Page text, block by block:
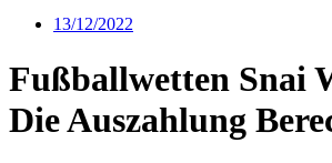
13/12/2022
Fußballwetten Snai
Die Auszahlung